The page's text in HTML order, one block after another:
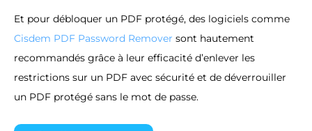
Et pour débloquer un PDF protégé, des logiciels comme
Cisdem PDF Password Remover sont hautement
recommandés grâce à leur efficacité d’enlever les
restrictions sur un PDF avec sécurité et de déverrouiller
un PDF protégé sans le mot de passe.